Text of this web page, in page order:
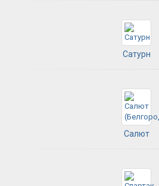
Сатурн
Салют